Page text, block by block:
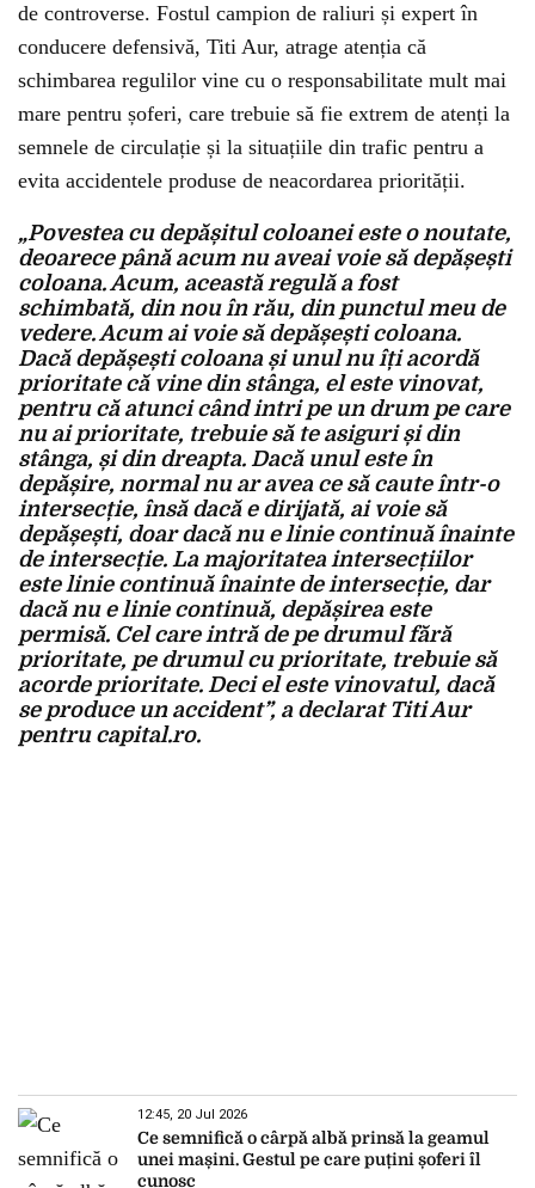
de controverse. Fostul campion de raliuri și expert în
conducere defensivă, Titi Aur, atrage atenția că
schimbarea regulilor vine cu o responsabilitate mult mai
mare pentru șoferi, care trebuie să fie extrem de atenți la
semnele de circulație și la situațiile din trafic pentru a
evita accidentele produse de neacordarea priorității.
„Povestea cu depășitul coloanei este o noutate,
deoarece până acum nu aveai voie să depășești
coloana. Acum, această regulă a fost
schimbată, din nou în rău, din punctul meu de
vedere. Acum ai voie să depășești coloana.
Dacă depășești coloana și unul nu îți acordă
prioritate că vine din stânga, el este vinovat,
pentru că atunci când intri pe un drum pe care
nu ai prioritate, trebuie să te asiguri și din
stânga, și din dreapta. Dacă unul este în
depășire, normal nu ar avea ce să caute într-o
intersecție, însă dacă e dirijată, ai voie să
depășești, doar dacă nu e linie continuă înainte
de intersecție. La majoritatea intersecțiilor
este linie continuă înainte de intersecție, dar
dacă nu e linie continuă, depășirea este
permisă. Cel care intră de pe drumul fără
prioritate, pe drumul cu prioritate, trebuie să
acorde prioritate. Deci el este vinovatul, dacă
se produce un accident”, a declarat Titi Aur
pentru capital.ro.
12:45, 20 Jul 2026
Ce semnifică o cârpă albă prinsă la geamul
unei mașini. Gestul pe care puțini șoferi îl
cunosc